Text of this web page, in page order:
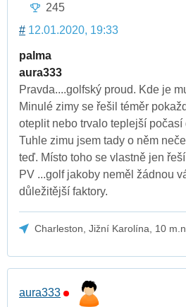
245
# 12.01.2020, 19:33
palma
aura333
Pravda....golfský proud. Kde je
Minulé zimy se řešil téměr
oteplit nebo trvalo teplejší
Tuhle zimu jsem tady o něm
teď. Místo toho se vlastně jen
PV ...golf jakoby neměl žádnou
důležitější faktory.
Charleston, Jižní Karolína, 10
aura333